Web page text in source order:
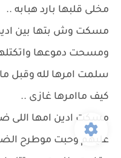
مخلى قلبها بارد هبابه ..
مسكت وش بتها بين
ومسحت دموعها
سلمت امرها لله وقبل
كيف ماامرها غازى ..
مسكت ادين امها اللى
عليهم وحبت موطرح